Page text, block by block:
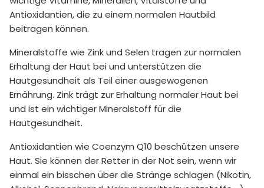
Antioxidantien, die zu einem normalen Hautbild
beitragen können.
Mineralstoffe wie Zink und Selen tragen zur normalen
Erhaltung der Haut bei und unterstützen die
Hautgesundheit als Teil einer ausgewogenen
Ernährung. Zink trägt zur Erhaltung normaler Haut bei
und ist ein wichtiger Mineralstoff für die
Hautgesundheit.
Antioxidantien wie Coenzym Q10 beschützen unsere
Haut. Sie können der Retter in der Not sein, wenn wir
einmal ein bisschen über die Stränge schlagen (Nikotin,